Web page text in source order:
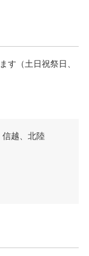
す（土日祝祭日、
越、北陸